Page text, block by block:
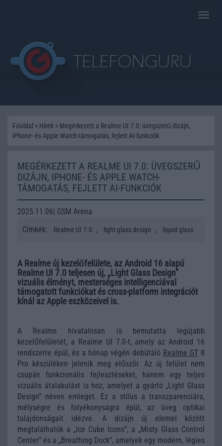
Toggle
Főoldal > Hírek > Megérkezett a Realme UI 7.0: üvegszerű dizájn,
iPhone- és Apple Watch-támogatás, fejlett AI-funkciók
MEGÉRKEZETT A REALME UI 7.0: ÜVEGSZERŰ
DIZÁJN, IPHONE- ÉS APPLE WATCH-
TÁMOGATÁS, FEJLETT AI-FUNKCIÓK
2025.11.06| GSM Arena
Címkék:
Realme UI 7.0 , light glass design , liquid glass
A Realme új kezelőfelülete, az Android 16 alapú
Realme UI 7.0 teljesen új, „Light Glass Design”
vizuális élményt, mesterséges intelligenciával
támogatott funkciókat és cross-platform integrációt
kínál az Apple eszközeivel is.
A Realme hivatalosan is bemutatta legújabb
kezelőfelületét, a Realme UI 7.0-t, amely az Android 16
rendszerre épül, és a hónap végén debütáló Realme GT 8
Pro készüléken jelenik meg először. Az új felület nem
csupán funkcionális fejlesztéseket, hanem egy teljes
vizuális átalakulást is hoz, amelyet a gyártó „Light Glass
Design” néven emleget. Ez a stílus a transzparenciára,
mélységre és folyékonyságra épül, az üveg optikai
tulajdonságait idézve. A dizájn új elemei között
megtalálhatók a „Ice Cube Icons”, a „Misty Glass Control
Center” és a „Breathing Dock”, amelyek egy modern, légies